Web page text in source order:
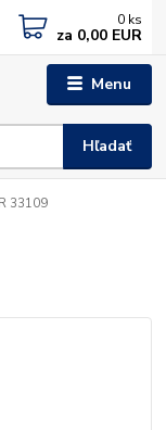
Menu
Hľadať
0 ks
za 0,00 EUR
33109